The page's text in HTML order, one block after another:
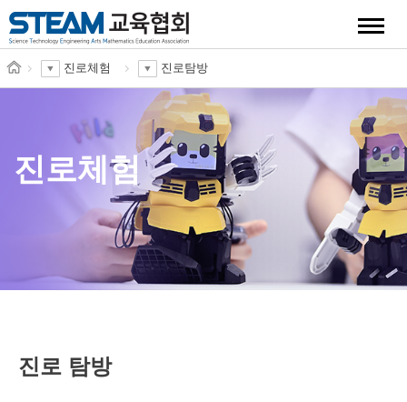
진로체험 진로탐방
진로체험
진로 탐방